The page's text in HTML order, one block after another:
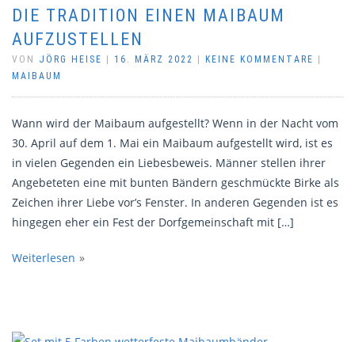
DIE TRADITION EINEN MAIBAUM
AUFZUSTELLEN
VON JÖRG HEISE | 16. MÄRZ 2022 | KEINE KOMMENTARE |
MAIBAUM
Wann wird der Maibaum aufgestellt? Wenn in der Nacht vom
30. April auf dem 1. Mai ein Maibaum aufgestellt wird, ist es
in vielen Gegenden ein Liebesbeweis. Männer stellen ihrer
Angebeteten eine mit bunten Bändern geschmückte Birke als
Zeichen ihrer Liebe vor’s Fenster. In anderen Gegenden ist es
hingegen eher ein Fest der Dorfgemeinschaft mit […]
Weiterlesen